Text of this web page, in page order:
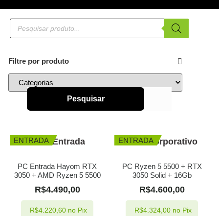
Filtre por produto
Pesquisar
ENTRADA
PC Entrada Hayom RTX
3050 + AMD Ryzen 5 5500
R$4.490,00
R$4.220,60 no Pix
ENTRADA
PC Ryzen 5 5500 + RTX
3050 Solid + 16Gb
R$4.600,00
R$4.324,00 no Pix